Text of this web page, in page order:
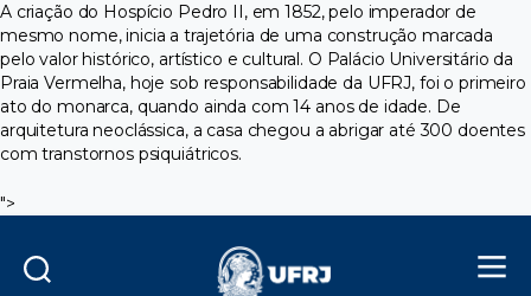
A criação do Hospício Pedro II, em 1852, pelo imperador de
mesmo nome, inicia a trajetória de uma construção marcada
pelo valor histórico, artístico e cultural. O Palácio Universitário da
Praia Vermelha, hoje sob responsabilidade da UFRJ, foi o primeiro
ato do monarca, quando ainda com 14 anos de idade. De
arquitetura neoclássica, a casa chegou a abrigar até 300 doentes
com transtornos psiquiátricos.
">